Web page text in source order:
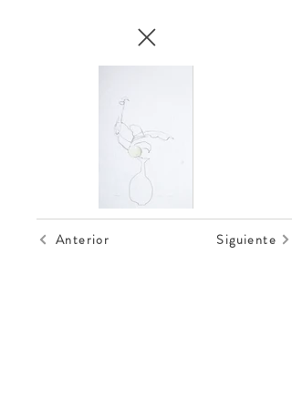
Anterior Siguiente